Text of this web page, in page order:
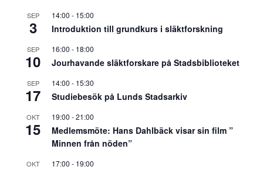
SEP
3
14:00 - 15:00
Introduktion till grundkurs i släktforskning
SEP
10
16:00 - 18:00
Jourhavande släktforskare på Stadsbiblioteket
SEP
17
14:00 - 15:30
Studiebesök på Lunds Stadsarkiv
OKT
15
19:00 -21:00
Medlemsmöte: Hans Dahlbäck visar sin film ”
Minnen från nöden”
OKT 17:00 - 19:00